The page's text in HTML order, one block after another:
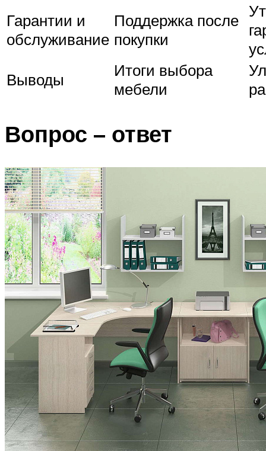
Гарантии и
обслуживание
Поддержка после
покупки
Выводы
Итоги выбора
мебели
Вопрос – ответ